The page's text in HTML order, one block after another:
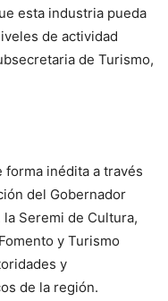
esta industria pueda
de actividad
de Turismo,
forma inédita a través
del Gobernador
la Seremi de Cultura,
y Turismo
y
de la región.